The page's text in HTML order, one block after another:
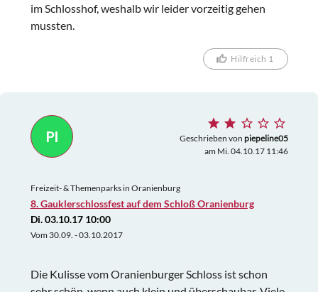
im Schlosshof, weshalb wir leider vorzeitig gehen
mussten.
Hilfreich 1
PI Geschrieben von piepeline05
am Mi. 04.10.17 11:46
Freizeit- & Themenparks in Oranienburg
8. Gauklerschlossfest auf dem Schloß Oranienburg
Di. 03.10.17 10:00
Vom 30.09. - 03.10.2017
Die Kulisse vom Oranienburger Schloss ist schon